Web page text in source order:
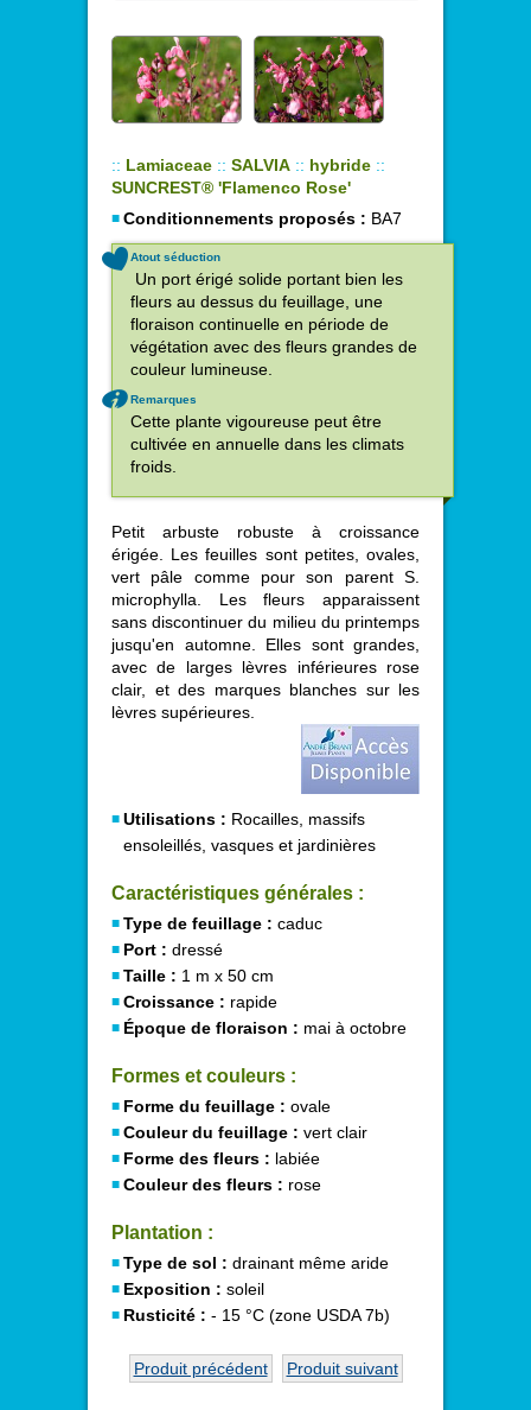
:: Lamiaceae :: SALVIA :: hybride ::
SUNCREST® 'Flamenco Rose'
Conditionnements proposés : BA7
Atout séduction
Un port érigé solide portant bien les
fleurs au dessus du feuillage, une
floraison continuelle en période de
végétation avec des fleurs grandes de
couleur lumineuse.
Remarques
Cette plante vigoureuse peut être
cultivée en annuelle dans les climats
froids.
Petit arbuste robuste à croissance
érigée. Les feuilles sont petites, ovales,
vert pâle comme pour son parent S.
microphylla. Les fleurs apparaissent
sans discontinuer du milieu du printemps
jusqu'en automne. Elles sont grandes,
avec de larges lèvres inférieures rose
clair, et des marques blanches sur les
lèvres supérieures.
Utilisations : Rocailles, massifs
ensoleillés, vasques et jardinières
Caractéristiques générales :
Type de feuillage : caduc
Port : dressé
Taille : 1 m x 50 cm
Croissance : rapide
Époque de floraison : mai à octobre
Formes et couleurs :
Forme du feuillage : ovale
Couleur du feuillage : vert clair
Forme des fleurs : labiée
Couleur des fleurs : rose
Plantation :
Type de sol : drainant même aride
Exposition : soleil
Rusticité : - 15 °C (zone USDA 7b)
Produit précédent Produit suivant